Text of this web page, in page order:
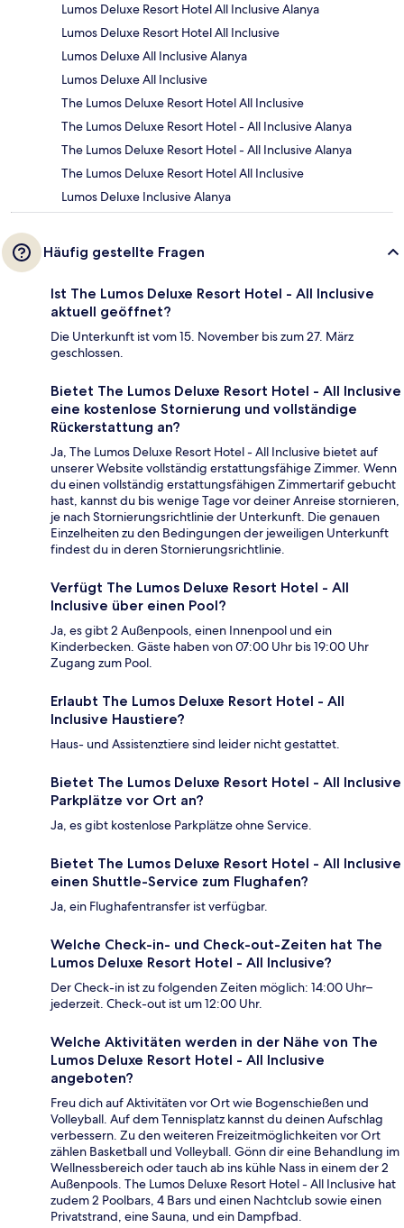
Lumos Deluxe Resort Hotel All Inclusive Alanya
Lumos Deluxe Resort Hotel All Inclusive
Lumos Deluxe All Inclusive Alanya
Lumos Deluxe All Inclusive
The Lumos Deluxe Resort Hotel All Inclusive
The Lumos Deluxe Resort Hotel - All Inclusive Alanya
The Lumos Deluxe Resort Hotel - All Inclusive Alanya
The Lumos Deluxe Resort Hotel All Inclusive
Lumos Deluxe Inclusive Alanya
Häufig gestellte Fragen
Ist The Lumos Deluxe Resort Hotel - All Inclusive
aktuell geöffnet?
Die Unterkunft ist vom 15. November bis zum 27. März
geschlossen.
Bietet The Lumos Deluxe Resort Hotel - All Inclusive
eine kostenlose Stornierung und vollständige
Rückerstattung an?
Ja, The Lumos Deluxe Resort Hotel - All Inclusive bietet auf
unserer Website vollständig erstattungsfähige Zimmer. Wenn
du einen vollständig erstattungsfähigen Zimmertarif gebucht
hast, kannst du bis wenige Tage vor deiner Anreise stornieren,
je nach Stornierungsrichtlinie der Unterkunft. Die genauen
Einzelheiten zu den Bedingungen der jeweiligen Unterkunft
findest du in deren Stornierungsrichtlinie.
Verfügt The Lumos Deluxe Resort Hotel - All
Inclusive über einen Pool?
Ja, es gibt 2 Außenpools, einen Innenpool und ein
Kinderbecken. Gäste haben von 07:00 Uhr bis 19:00 Uhr
Zugang zum Pool.
Erlaubt The Lumos Deluxe Resort Hotel - All
Inclusive Haustiere?
Haus- und Assistenztiere sind leider nicht gestattet.
Bietet The Lumos Deluxe Resort Hotel - All Inclusive
Parkplätze vor Ort an?
Ja, es gibt kostenlose Parkplätze ohne Service.
Bietet The Lumos Deluxe Resort Hotel - All Inclusive
einen Shuttle-Service zum Flughafen?
Ja, ein Flughafentransfer ist verfügbar.
Welche Check-in- und Check-out-Zeiten hat The
Lumos Deluxe Resort Hotel - All Inclusive?
Der Check-in ist zu folgenden Zeiten möglich: 14:00 Uhr–
jederzeit. Check-out ist um 12:00 Uhr.
Welche Aktivitäten werden in der Nähe von The
Lumos Deluxe Resort Hotel - All Inclusive
angeboten?
Freu dich auf Aktivitäten vor Ort wie Bogenschießen und
Volleyball. Auf dem Tennisplatz kannst du deinen Aufschlag
verbessern. Zu den weiteren Freizeitmöglichkeiten vor Ort
zählen Basketball und Volleyball. Gönn dir eine Behandlung im
Wellnessbereich oder tauch ab ins kühle Nass in einem der 2
Außenpools. The Lumos Deluxe Resort Hotel - All Inclusive hat
zudem 2 Poolbars, 4 Bars und einen Nachtclub sowie einen
Privatstrand, eine Sauna, und ein Dampfbad.